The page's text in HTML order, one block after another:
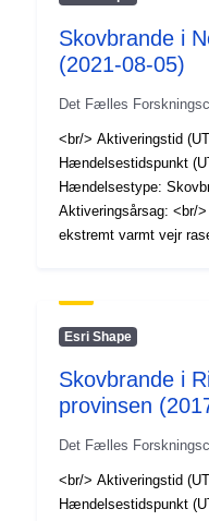
Skovbrande i
(2021-08-05)
Det Fælles
<br/> Aktiveringstid (UTC): 2021-08-05 15:59:00<br/>
Hændelsestidspunkt
Hændelsestype:
Aktiveringsårsag: <br/> Skovbrande forårsaget af
ekstremt varmt vejr
inddæmme brandene.<br/> <br/>
0<br/> Afgrænsningsprodukter: 5<br/> Klassificering af
der finansieres af
naturkatastrofer og
humanitær bistand,
Esri Shape
Skovbrande i
provinsen
Det Fælles
<br/> Aktiveringstid (UTC): 2017-07-04 09:53:00<br/>
Hændelsestidspunkt